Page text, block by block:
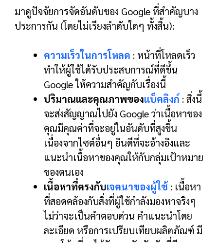
มาดูปัจจัยการจัดอันดับของ Google ที่สำคัญบาง
ประการกัน (โดยไม่เรียงลำดับใดๆ ทั้งสิ้น):
ความเร็วในการโหลด : หน้าที่โหลดเร็ว
ทำให้ผู้ใช้ได้รับประสบการณ์ที่ดีขึ้น
Google ให้ความสำคัญกับเรื่องนี้
ปริมาณและคุณภาพของแบ็คลิงก์ : สิ่งนี้
จะส่งสัญญาณไปยัง Google ว่าเนื้อหาของ
คุณมีคุณค่าที่จะอยู่ในอันดับที่สูงขึ้น
เนื่องจากไซต์อื่นๆ ยินดีที่จะอ้างอิงและ
แนะนำเนื้อหาของคุณให้กับกลุ่มเป้าหมาย
ของตนเอง
เนื้อหาที่ตรงกับเจตนาของผู้ใช้ : เนื้อหา
ที่สอดคล้องกับสิ่งที่ผู้ใช้กำลังมองหาจริงๆ
ไม่ว่าจะเป็นคำตอบด่วน คำแนะนำโดย
ละเอียด หรือการเปรียบเทียบผลิตภัณฑ์ มี